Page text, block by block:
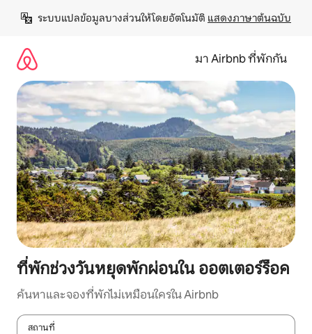
เนื้อหา
ระบบแปลข้อมูลบางส่วนให้โดยอัตโนมัติ แสดงภาษาต้นฉบับ
มา Airbnb ที่พักกัน
ที่พักช่วงวันหยุดพักผ่อนใน ออตเตอร์ร็อค
ค้นหาและจองที่พักไม่เหมือนใครใน Airbnb
สถานที่